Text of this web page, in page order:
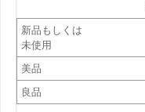
新品もしくは
未使用
美品
良品